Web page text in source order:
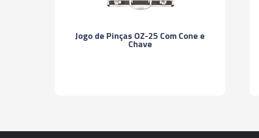
Jogo de Pinças OZ-25 Com Cone e
Chave